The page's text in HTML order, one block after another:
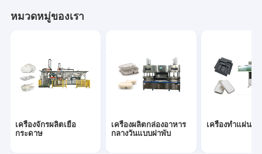
หมวดหมู่ของเรา
เครื่องจักรผลิตเยื่อ
กระดาษ
เครื่องผลิตกล่องอาหาร
กลางวันแบบฝาพับ
เครื่องทำแผ่นช